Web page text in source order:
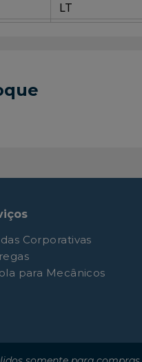
LT
LTZ
Advantage
Corporativas
para Mecânicos